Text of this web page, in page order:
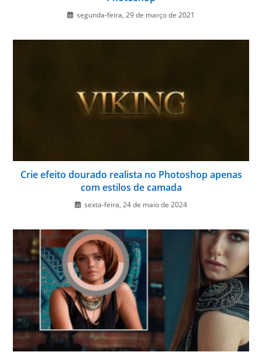
segunda-feira, 29 de março de 2021
Crie efeito dourado realista no Photoshop apenas
com estilos de camada
sexta-feira, 24 de maio de 2024